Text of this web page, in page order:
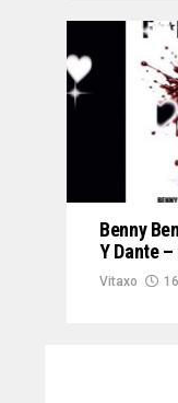
Benny
Y Dante
Vitaxo